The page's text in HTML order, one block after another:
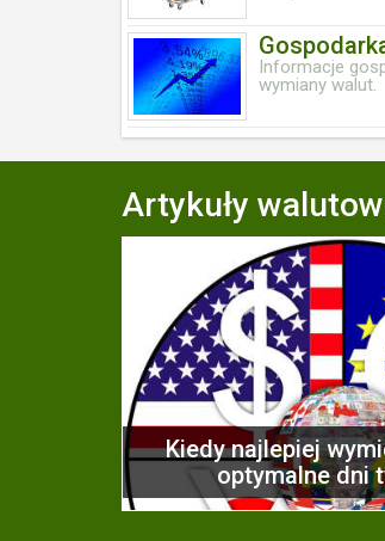
Informacje
wymiany walut.
Artykuły
Kiedy najlepiej
optymalne dni